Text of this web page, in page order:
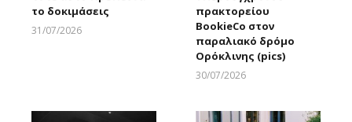
το δοκιμάσεις
31/07/2026
πρακτορείου
BookieCo στον
παραλιακό δρόμο
Ορόκλινης (pics)
30/07/2026